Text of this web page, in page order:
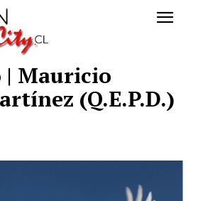
Mauricio
(Q.E.P.D.)